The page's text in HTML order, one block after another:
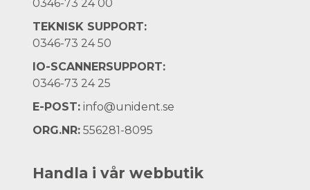
0346-73 24 00
TEKNISK SUPPORT:
0346-73 24 50
IO-SCANNERSUPPORT:
0346-73 24 25
E-POST: info@unident.se
ORG.NR: 556281-8095
Handla i vår webbutik